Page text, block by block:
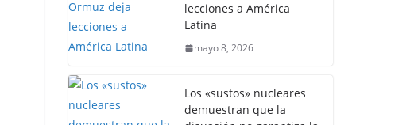
lecciones a América
Latina
mayo 8, 2026
Los «sustos» nucleares
demuestran que la